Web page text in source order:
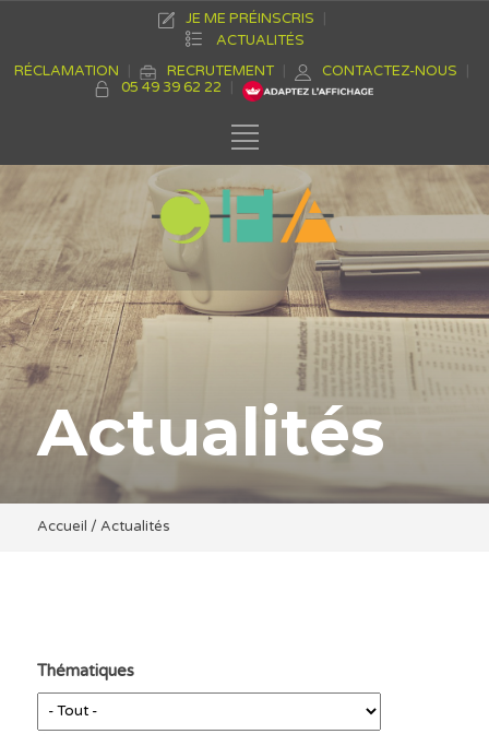
JE ME PRÉINSCRIS
ACTUALITÉS
RÉCLAMATION
RECRUTEMENT
CONTACTEZ-NOUS
05 49 39 62 22
Actualités
Accueil / Actualités
Thématiques